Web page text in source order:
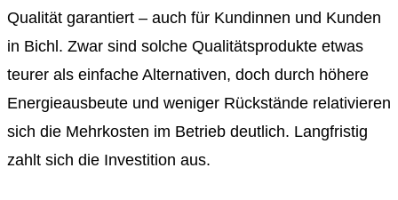
Qualität garantiert – auch für Kundinnen und Kunden
in Bichl. Zwar sind solche Qualitätsprodukte etwas
teurer als einfache Alternativen, doch durch höhere
Energieausbeute und weniger Rückstände relativieren
sich die Mehrkosten im Betrieb deutlich. Langfristig
zahlt sich die Investition aus.